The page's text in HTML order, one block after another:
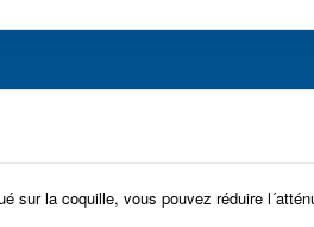
la coquille, vous pouvez réduire